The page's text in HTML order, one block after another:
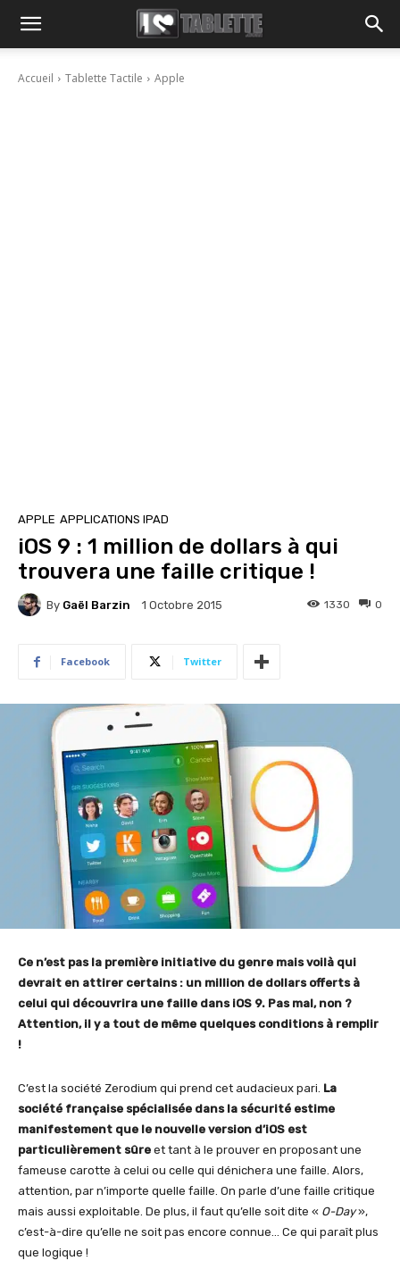
Accueil Tablette Tactile Apple
APPLE APPLICATIONS IPAD
iOS 9 : 1 million de dollars à qui
trouvera une faille critique !
By Gaël Barzin 1 Octobre 2015 0
1330
Facebook Twitter
Ce n’est pas la première initiative du genre mais voilà qui
devrait en attirer certains : un million de dollars offerts à
celui qui découvrira une faille dans iOS 9. Pas mal, non ?
Attention, il y a tout de même quelques conditions à remplir
!
C’est la société Zerodium qui prend cet audacieux pari. La
société française spécialisée dans la sécurité estime
manifestement que le nouvelle version d’iOS est
particulièrement sûre et tant à le prouver en proposant une
fameuse carotte à celui ou celle qui dénichera une faille. Alors,
attention, par n’importe quelle faille. On parle d’une faille critique
mais aussi exploitable. De plus, il faut qu’elle soit dite « O-Day»,
c’est-à-dire qu’elle ne soit pas encore connue… Ce qui paraît plus
que logique !